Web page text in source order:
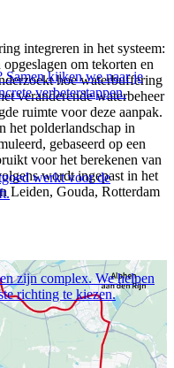
Samen kijken we naar je
verbeterstappen.
werkt voor de
zijn complex. We helpen
richting te kiezen.
integreren in het systeem:
om tekorten en
hoe waterbuffering
veranderende waterbeheer
ruimte voor deze aanpak.
het polderlandschap in
gebaseerd op een
voor het berekenen van
wordt ingepast in het
Leiden, Gouda, Rotterdam